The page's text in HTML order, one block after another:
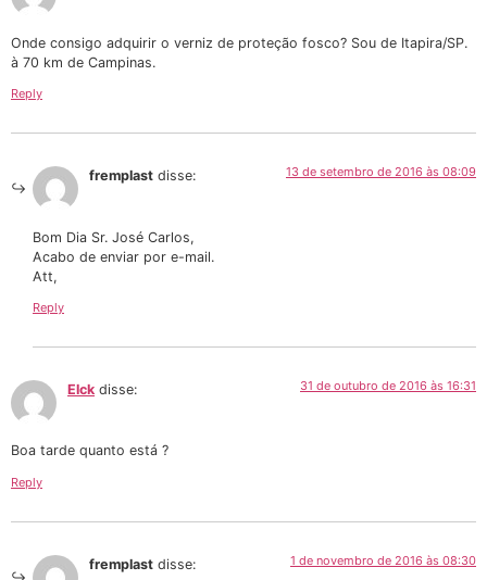
Onde consigo adquirir o verniz de proteção fosco? Sou de Itapira/SP.
à 70 km de Campinas.
Reply
fremplast disse: 13 de setembro de 2016 às 08:09
Bom Dia Sr. José Carlos,
Acabo de enviar por e-mail.
Att,
Reply
Elck disse: 31 de outubro de 2016 às 16:31
Boa tarde quanto está ?
Reply
fremplast disse: 1 de novembro de 2016 às 08:30